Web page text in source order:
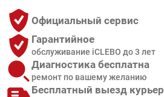
Официальный сервис
Гарантийное
обслуживание iCLEBO до 3 лет
Диагностика бесплатна
ремонт по вашему желанию
Бесплатный выезд